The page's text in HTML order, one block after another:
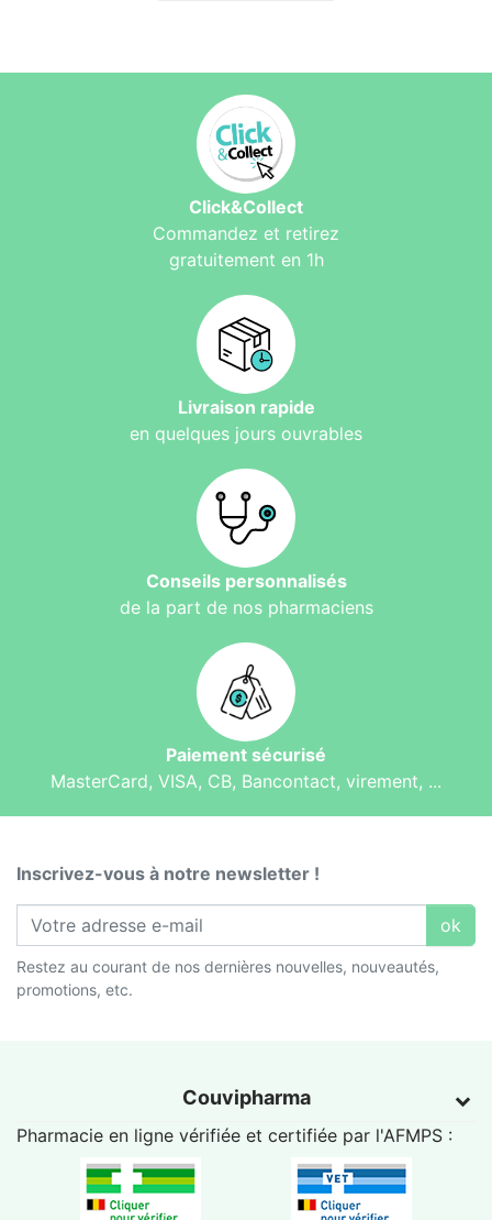
Click&Collect
Commandez et retirez
gratuitement en 1h
Livraison rapide
en quelques jours ouvrables
Conseils personnalisés
de la part de nos pharmaciens
Paiement sécurisé
MasterCard, VISA, CB, Bancontact, virement, ...
Inscrivez-vous à notre newsletter !
ok
Restez au courant de nos dernières nouvelles, nouveautés,
promotions, etc.
Couvipharma
Pharmacie en ligne vérifiée et certifiée par l'AFMPS :